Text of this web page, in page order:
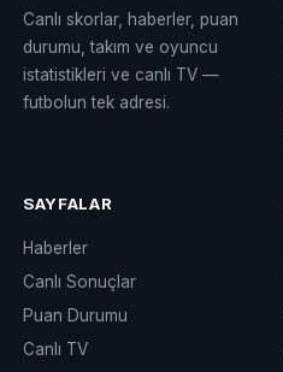
Canlı skorlar, haberler, puan
durumu, takım ve oyuncu
istatistikleri ve canlı TV —
futbolun tek adresi.
SAYFALAR
Haberler
Canlı Sonuçlar
Puan Durumu
Canlı TV